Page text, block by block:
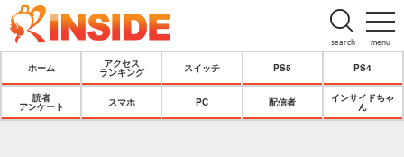
menu
search
ホーム
アクセス
ランキング
スイッチ PS5 PS4
読者
アンケート
スマホ PC 配信者
インサイドちゃ
ん